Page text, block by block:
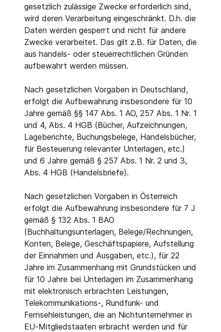
gesetzlich zulässige Zwecke erforderlich sind,
wird deren Verarbeitung eingeschränkt. D.h. die
Daten werden gesperrt und nicht für andere
Zwecke verarbeitet. Das gilt z.B. für Daten, die
aus handels- oder steuerrechtlichen Gründen
aufbewahrt werden müssen.
Nach gesetzlichen Vorgaben in Deutschland,
erfolgt die Aufbewahrung insbesondere für 10
Jahre gemäß §§ 147 Abs. 1 AO, 257 Abs. 1 Nr. 1
und 4, Abs. 4 HGB (Bücher, Aufzeichnungen,
Lageberichte, Buchungsbelege, Handelsbücher,
für Besteuerung relevanter Unterlagen, etc.)
und 6 Jahre gemäß § 257 Abs. 1 Nr. 2 und 3,
Abs. 4 HGB (Handelsbriefe).
Nach gesetzlichen Vorgaben in Österreich
erfolgt die Aufbewahrung insbesondere für 7 J
gemäß § 132 Abs. 1 BAO
(Buchhaltungsunterlagen, Belege/Rechnungen,
Konten, Belege, Geschäftspapiere, Aufstellung
der Einnahmen und Ausgaben, etc.), für 22
Jahre im Zusammenhang mit Grundstücken und
für 10 Jahre bei Unterlagen im Zusammenhang
mit elektronisch erbrachten Leistungen,
Telekommunikations-, Rundfunk- und
Fernsehleistungen, die an Nichtunternehmer in
EU-Mitgliedstaaten erbracht werden und für